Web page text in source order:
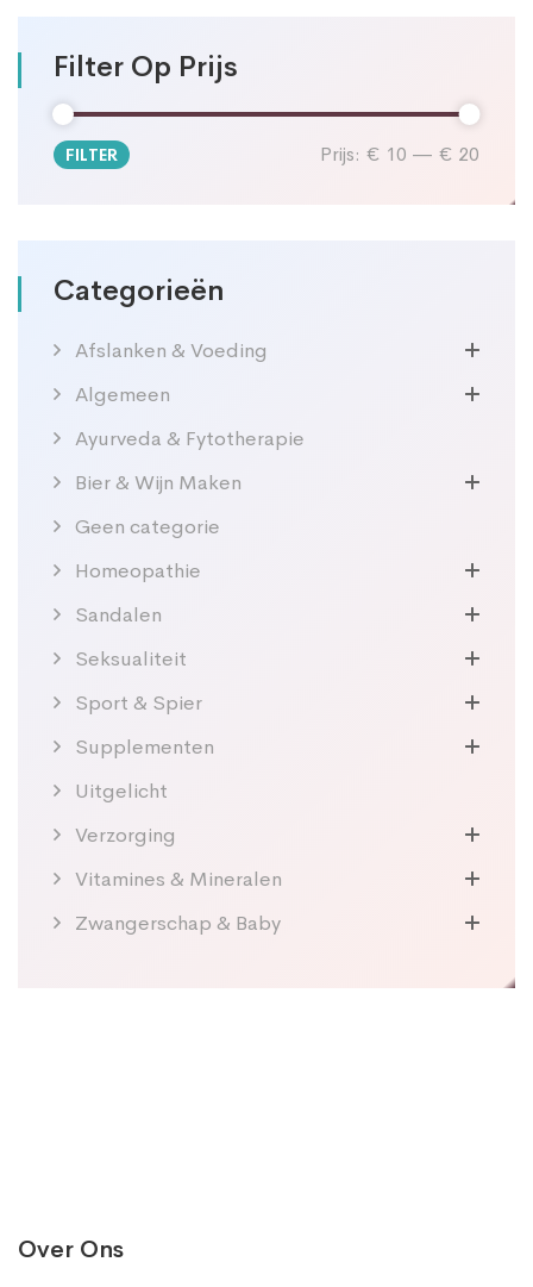
Filter Op Prijs
Min.
Max.
FILTER Prijs: € 10 — € 20
Categorieën
Afslanken & Voeding
Algemeen
Ayurveda & Fytotherapie
Bier & Wijn Maken
Geen categorie
Homeopathie
Sandalen
Seksualiteit
Sport & Spier
Supplementen
Uitgelicht
Verzorging
Vitamines & Mineralen
Zwangerschap & Baby
Over Ons